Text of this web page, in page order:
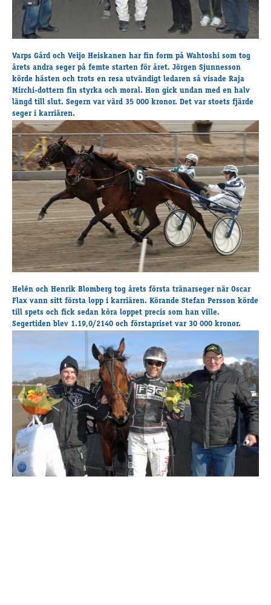
Hört och hänt
Tävling
Tävlingsserier
Träning och provlopp
Aktiva
Månadens hästägare 2026
Månadens B-tränare 2026
Euro Classic Trot
Andelshästar
Åby Stora Pris 2026
Supertorsdag för företag
Supertorsdag
Ponnytravtävlingar
Ridsport
Samarbetspartners
Licenskurser
Kursutbud och Aktiviteter
Ledningsgrupp
Kontakt
Styrelsen
Åby Trav­sällskap
Intresseföreningar
Press
Varps Gård och Veijo Heiskanenhar fin form påWahtoshi som tog
årets andra seger på femte starten för året. Jörgen Sjunnesson
körde hästen och trots en resa utvändigt ledaren så visade Raja
Mirchi-dottern fin styrka och moral. Hon gick undan med en halv
längd till slut. Segern var värd 35 000 kronor. Det var stoets fjärde
seger i karriären.
Helén och Henrik Blomberg tog årets första tränarseger när Oscar
Flax vann sitt första lopp i karriären. Körande Stefan Persson körde
till spets och fick sedan köra loppet precis som han ville.
Segertiden blev 1.19,0/2140 och förstapriset var 30 000 kronor.